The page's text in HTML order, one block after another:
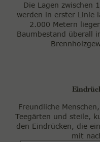
Die Lagen zwischen
werden in erster Linie
2.000 Metern
Baumbestand überall
Freundliche
Teegärten und steile,
den Eindrücken, die
mit